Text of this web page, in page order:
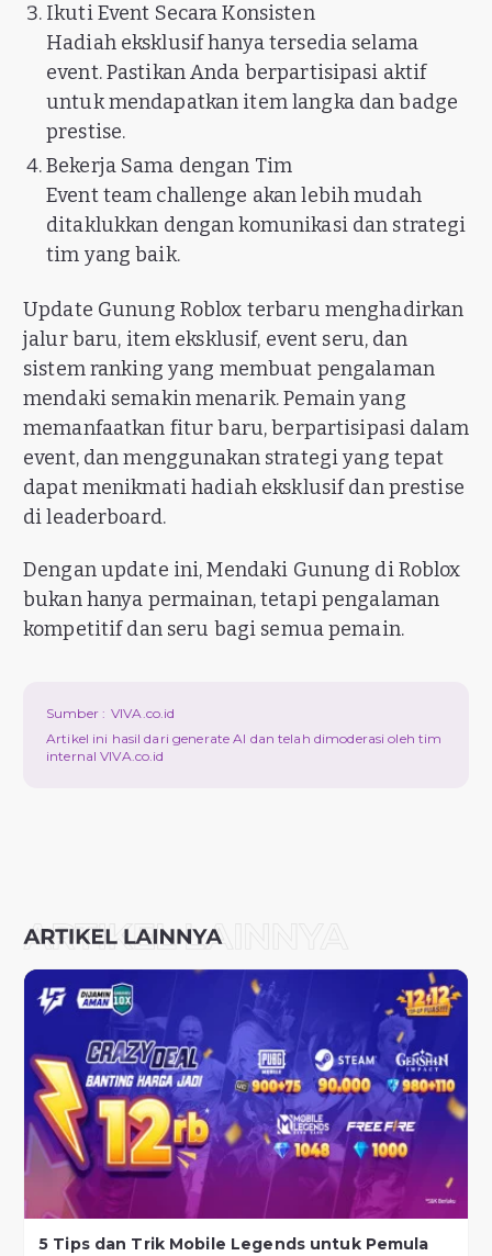
Ikuti Event Secara Konsisten
Hadiah eksklusif hanya tersedia selama
event. Pastikan Anda berpartisipasi aktif
untuk mendapatkan item langka dan badge
prestise.
Bekerja Sama dengan Tim
Event team challenge akan lebih mudah
ditaklukkan dengan komunikasi dan strategi
tim yang baik.
Update Gunung Roblox terbaru menghadirkan
jalur baru, item eksklusif, event seru, dan
sistem ranking yang membuat pengalaman
mendaki semakin menarik. Pemain yang
memanfaatkan fitur baru, berpartisipasi dalam
event, dan menggunakan strategi yang tepat
dapat menikmati hadiah eksklusif dan prestise
di leaderboard.
Dengan update ini, Mendaki Gunung di Roblox
bukan hanya permainan, tetapi pengalaman
kompetitif dan seru bagi semua pemain.
Sumber : VIVA.co.id
Artikel ini hasil dari generate AI dan telah dimoderasi oleh tim
internal VIVA.co.id
5 Tips dan Trik Mobile Legends untuk Pemula